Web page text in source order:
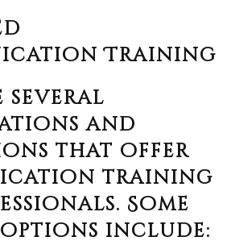
Training
several
and
that offer
training
Some
include: